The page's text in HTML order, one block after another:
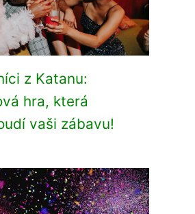
z Katanu:
hra, která
vaši zábavu!